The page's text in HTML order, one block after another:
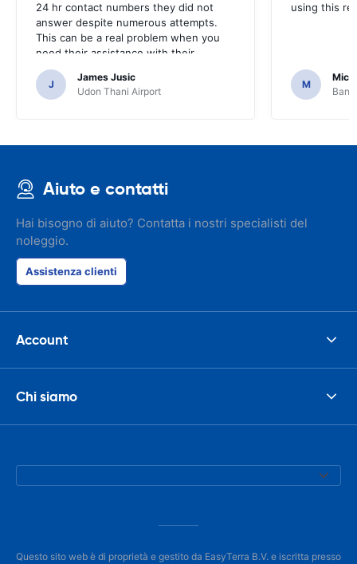
24 hr contact numbers they did not
answer despite numerous attempts.
This can be a real problem when you
need their assistance with their
services or car.
J
James Jusic
Udon Thani Airport
using this
M
Aiuto e contatti
Hai bisogno di aiuto? Contatta i nostri specialisti del
noleggio.
Assistenza clienti
Account
Chi siamo
Questo sito web è di proprietà e gestito da EasyTerra B.V. e iscritta presso